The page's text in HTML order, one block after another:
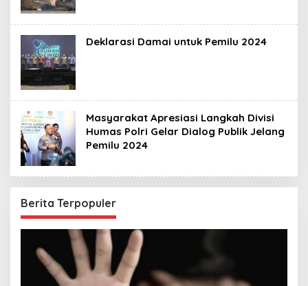
Deklarasi Damai untuk Pemilu 2024
Masyarakat Apresiasi Langkah Divisi
Humas Polri Gelar Dialog Publik Jelang
Pemilu 2024
Berita Terpopuler